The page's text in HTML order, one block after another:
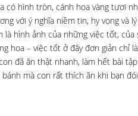
hình tròn, cánh hoa vàng tươi
với ý nghĩa niềm tin, hy vọng và
hình ảnh của những việc tốt,
– việc tốt ở đây đơn giản chỉ
đã ăn thật nhanh, làm hết bài
mà con rất thích ăn khi bạn